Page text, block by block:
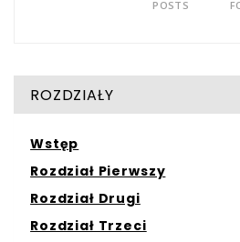
POSTS
ROZDZIAŁY
Wstęp
Rozdział Pierwszy
Rozdział Drugi
Rozdział Trzeci